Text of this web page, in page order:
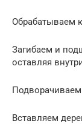
Обрабатываем
Загибаем и
оставляя
Вставляем